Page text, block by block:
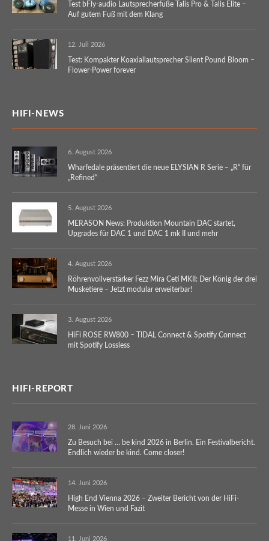
Test bFly-audio Lautsprecherfüße Talis Pro & Talis Elite –
Auf gutem Fuß mit dem Klang
12. Juli 2026
Test: Kompakter Koaxiallautsprecher Silent Pound Bloom –
Flower-Power forever
HIFI-NEWS
6. August 2026
Wharfedale präsentiert die neue ELYSIAN R Serie – „R“ für
„Refined“
5. August 2026
MERASON News: Produktion Mountain DAC startet,
Upgrades für DAC 1 und DAC 1 mk II und mehr
4. August 2026
Röhrenvollverstärker Fezz Mira Ceti MKII: Der König der drei
Musketiere – Jetzt modular erweiterbar!
3. August 2026
HiFi ROSE RW800 – TIDAL Connect & Spotify Connect
mit Spotify Lossless
HIFI-REPORT
28. Juni 2026
Zu Besuch bei … be kind 2026 in Berlin. Ein Festivalbericht.
Endlich wieder be kind. Come closer!
14. Juni 2026
High End Vienna 2026 – Zweiter Bericht von der HiFi-
Messe in Wien und Fazit
11. Juni 2026